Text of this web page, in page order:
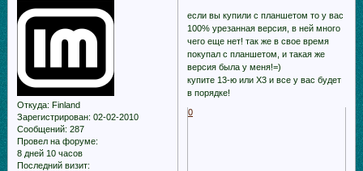
Откуда: Finland
Зарегистрирован: 02-02-2010
Сообщений: 287
Провел на форуме:
8 дней 10 часов
Последний визит:
если вы купили с планшетом то у вас
100% урезанная версия, в ней много
чего еще нет! так же в свое время
покупал с планшетом, и такая же
версия была у меня!=)
купите 13-ю или Х3 и все у вас будет
в порядке!
0